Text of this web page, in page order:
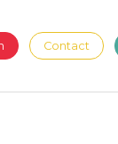
Contact